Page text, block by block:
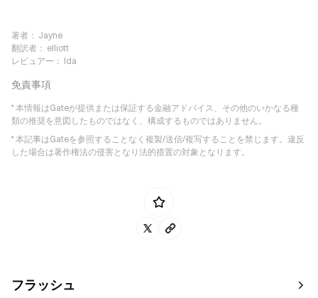
著者： Jayne
翻訳者： elliott
レビュアー： Ida
免責事項
* 本情報はGateが提供または保証する金融アドバイス、その他のいかなる種
類の推奨を意図したものではなく、構成するものではありません。
* 本記事はGateを参照することなく複製/送信/複写することを禁じます。違反
した場合は著作権法の侵害となり法的措置の対象となります。
フラッシュ